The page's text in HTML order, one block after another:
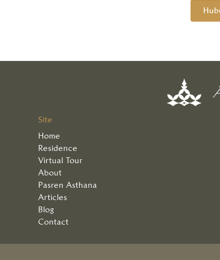
Site
Home
Residence
Virtual Tour
About
Pasren Asthana
Articles
Blog
Contact